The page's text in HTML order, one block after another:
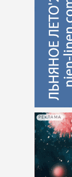
РЕКЛАМА